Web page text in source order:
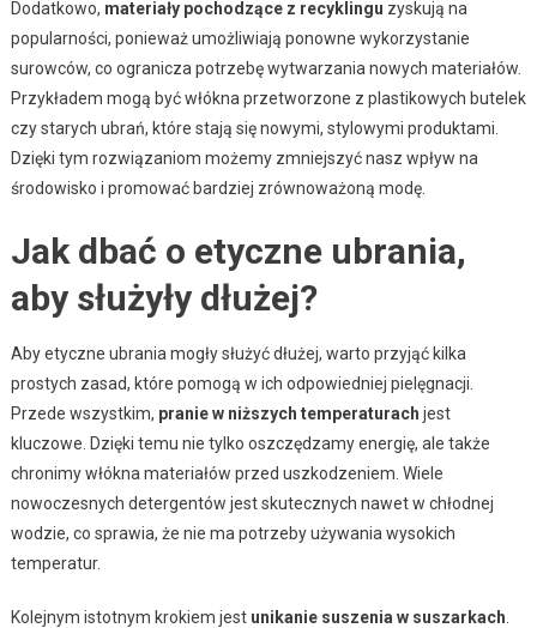
Dodatkowo, materiały pochodzące z recyklingu zyskują na
popularności, ponieważ umożliwiają ponowne wykorzystanie
surowców, co ogranicza potrzebę wytwarzania nowych materiałów.
Przykładem mogą być włókna przetworzone z plastikowych butelek
czy starych ubrań, które stają się nowymi, stylowymi produktami.
Dzięki tym rozwiązaniom możemy zmniejszyć nasz wpływ na
środowisko i promować bardziej zrównoważoną modę.
Jak dbać o etyczne ubrania,
aby służyły dłużej?
Aby etyczne ubrania mogły służyć dłużej, warto przyjąć kilka
prostych zasad, które pomogą w ich odpowiedniej pielęgnacji.
Przede wszystkim, pranie w niższych temperaturach jest
kluczowe. Dzięki temu nie tylko oszczędzamy energię, ale także
chronimy włókna materiałów przed uszkodzeniem. Wiele
nowoczesnych detergentów jest skutecznych nawet w chłodnej
wodzie, co sprawia, że nie ma potrzeby używania wysokich
temperatur.
Kolejnym istotnym krokiem jest unikanie suszenia w suszarkach